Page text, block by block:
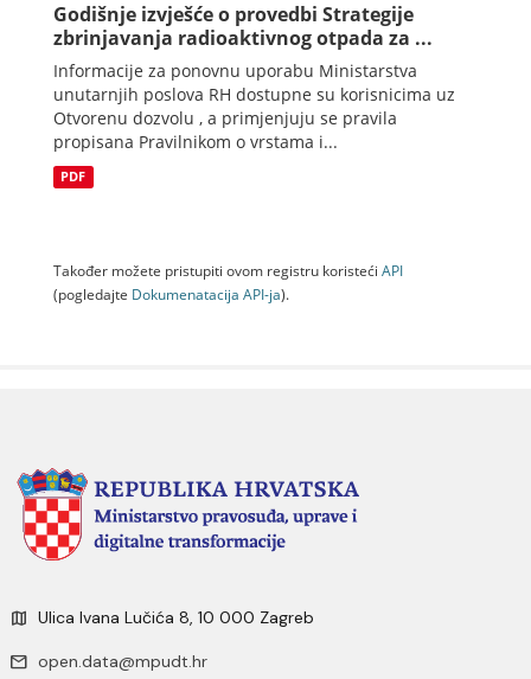
Godišnje izvješće o provedbi Strategije
zbrinjavanja radioaktivnog otpada za ...
Informacije za ponovnu uporabu Ministarstva
unutarnjih poslova RH dostupne su korisnicima uz
Otvorenu dozvolu , a primjenjuju se pravila
propisana Pravilnikom o vrstama i...
PDF
Također možete pristupiti ovom registru koristeći API
(pogledajte Dokumenаtаcijа API-jа).